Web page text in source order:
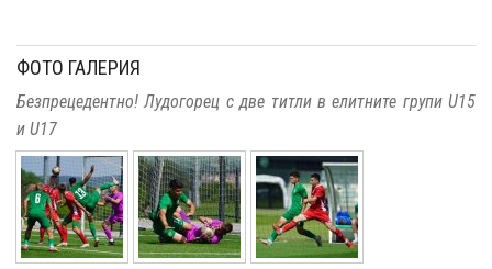
ФОТО ГАЛЕРИЯ
Безпрецедентно! Лудогорец с две титли в елитните групи U15
и U17